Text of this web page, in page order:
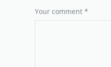
Your comment *